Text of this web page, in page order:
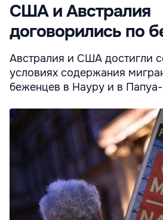
США и Австралия
договорились по
Австралия и США достигли
условиях содержания
беженцев в Науру и в